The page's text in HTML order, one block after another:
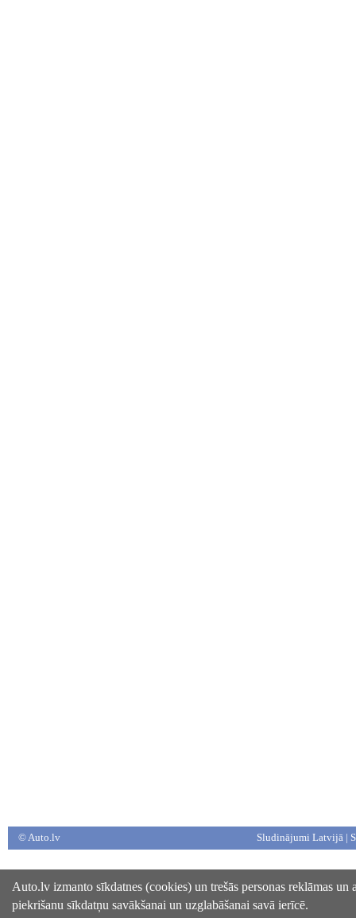
© Auto.lv Sludinājumi Latvijā |
Auto.lv izmanto sīkdatnes (cookies) un trešās personas reklāmas
piekrišanu sīkdatņu savākšanai un uzglabāšanai savā ierīcē.